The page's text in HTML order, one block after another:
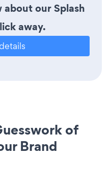
our Splash
away.
of
Brand